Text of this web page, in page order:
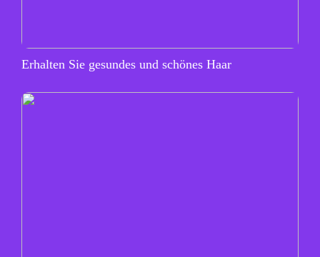
Erhalten Sie gesundes und schönes Haar